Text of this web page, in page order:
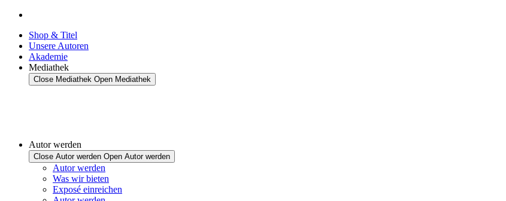
Shop & Titel
Unsere Autoren
Akademie
Mediathek
Close Mediathek Open Mediathek
Autor werden
Close Autor werden Open Autor werden
Autor werden
Was wir bieten
Exposé einreichen